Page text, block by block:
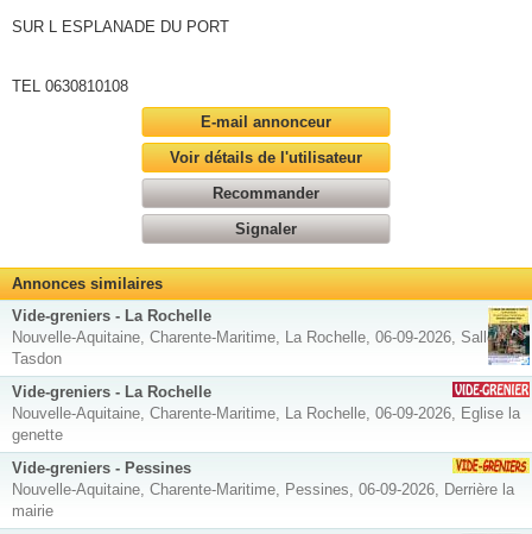
SUR L ESPLANADE DU PORT
TEL 0630810108
E-mail annonceur
Voir détails de l'utilisateur
Recommander
Signaler
Annonces similaires
Vide-greniers - La Rochelle
Nouvelle-Aquitaine, Charente-Maritime, La Rochelle, 06-09-2026, Salle de
Tasdon
Vide-greniers - La Rochelle
Nouvelle-Aquitaine, Charente-Maritime, La Rochelle, 06-09-2026, Eglise la
genette
Vide-greniers - Pessines
Nouvelle-Aquitaine, Charente-Maritime, Pessines, 06-09-2026, Derrière la
mairie